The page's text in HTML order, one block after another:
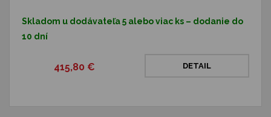
Skladom u dodávateľa 5 alebo viac ks – dodanie do
10 dní
415,80 € DETAIL